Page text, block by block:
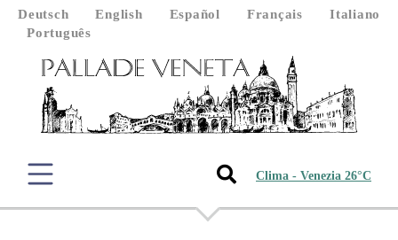
Deutsch English Español Français
Italiano
Português
Clima - Venezia 26°C